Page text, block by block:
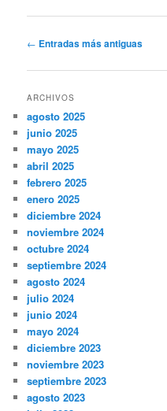
Navegación
entradas
← Entradas más antiguas
ARCHIVOS
agosto 2025
junio 2025
mayo 2025
abril 2025
febrero 2025
enero 2025
diciembre 2024
noviembre 2024
octubre 2024
septiembre 2024
agosto 2024
julio 2024
junio 2024
mayo 2024
diciembre 2023
noviembre 2023
septiembre 2023
agosto 2023